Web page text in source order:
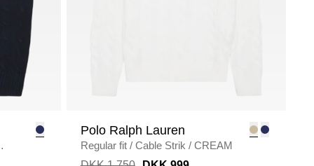
Polo Ralph Lauren
Regular fit / Cable Strik / CREAM